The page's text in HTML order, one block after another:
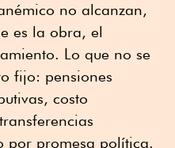
no alcanzan,
es la obra, el
Lo que no se
fijo: pensiones
costo
por promesa política.